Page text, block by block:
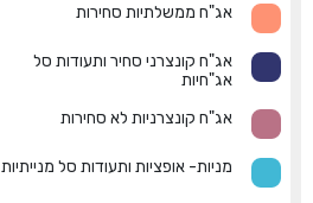
אג"ח ממשלתיות סחירות
אג"ח קונצרני סחיר ותעודות סל
אג"חיות
אג"ח קונצרניות לא סחירות
מניות- אופציות ותעודות סל מנייתיות